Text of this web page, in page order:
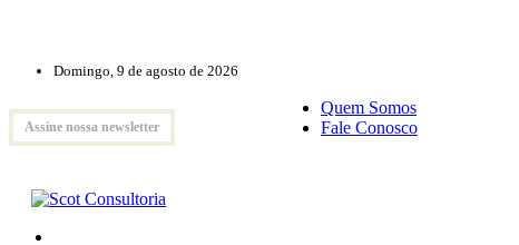
Domingo, 9 de agosto de 2026
Assine nossa newsletter
Quem Somos
Fale Conosco